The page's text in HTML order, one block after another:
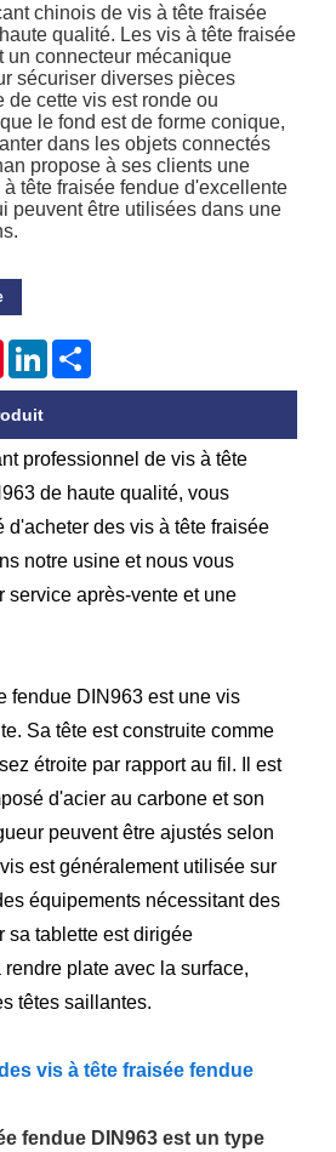
chinois de vis à tête fraisée
qualité. Les vis à tête fraisée
un connecteur mécanique
sécuriser diverses pièces
de cette vis est ronde ou
le fond est de forme conique,
dans les objets connectés
propose à ses clients une
à tête fraisée fendue d'excellente
peuvent être utilisées dans une
PinterestLinkedIn
professionnel de vis à tête
de haute qualité, vous
d'acheter des vis à tête fraisée
notre usine et nous vous
service après-vente et une
fendue DIN963 est une vis
Sa tête est construite comme
étroite par rapport au fil. Il est
d'acier au carbone et son
peuvent être ajustés selon
est généralement utilisée sur
équipements nécessitant des
sa tablette est dirigée
plate avec la surface,
têtes saillantes.
vis à tête fraisée fendue
fendue DIN963 est un type